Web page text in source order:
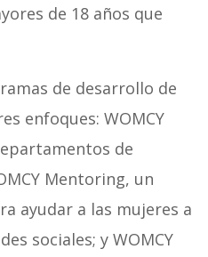
de 18 años que
de desarrollo de
enfoques: WOMCY
de
Mentoring, un
ayudar a las mujeres a
sociales; y WOMCY